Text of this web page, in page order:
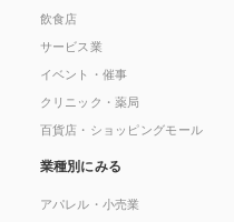
飲食店
サービス業
イベント・催事
クリニック・薬局
百貨店・ショッピングモール
業種別にみる
アパレル・小売業